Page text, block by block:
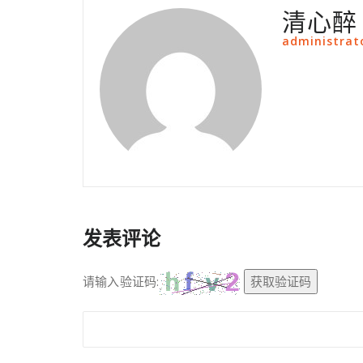
清心醉
发表评论
请输入验证码: 获取验证码